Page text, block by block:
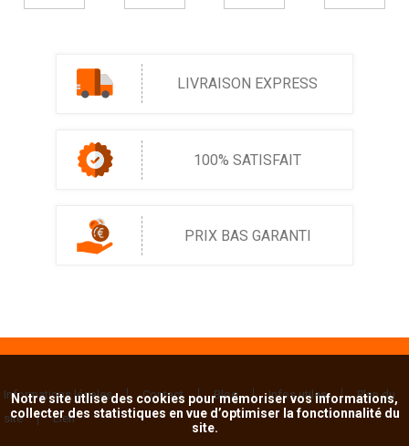
LIVRAISON EXPRESS
100% SATISFAIT
PRIX BAS GARANTI
Informations légales Contact Blog Infos utiles
Plan du
site
Lien
Notre site utlise des cookies pour mémoriser vos informations,
collecter des statistiques en vue d’optimiser la fonctionnalité du
site.